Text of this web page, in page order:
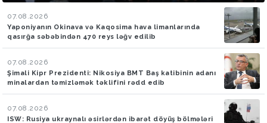
07.08.2026
Yaponiyanın Okinava və Kaqosima hava limanlarında
qasırğa səbəbindən 470 reys ləğv edilib
07.08.2026
Şimali Kipr Prezidenti: Nikosiya BMT Baş katibinin adanı
minalardan təmizləmək təklifini rədd edib
07.08.2026
ISW: Rusiya ukraynalı əsirlərdən ibarət döyüş bölmələri